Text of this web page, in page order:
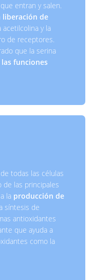
entran y salen.
liberación de
acetilcolina y la
de receptores.
que la serina
funciones
todas las células
de las principales
la producción de
síntesis de
antioxidantes
que ayuda a
como la